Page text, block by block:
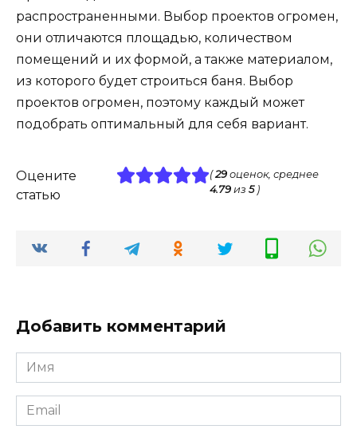
распространенными. Выбор проектов огромен,
они отличаются площадью, количеством
помещений и их формой, а также материалом,
из которого будет строиться баня. Выбор
проектов огромен, поэтому каждый может
подобрать оптимальный для себя вариант.
Оцените
статью
(29 оценок, среднее
4.79 из5)
Добавить комментарий
Имя
*
Email
*